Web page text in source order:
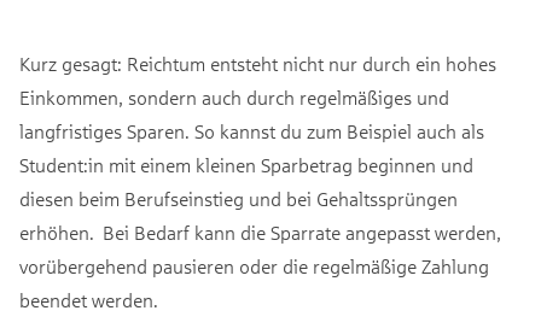
Kurz gesagt: Reichtum entsteht nicht nur durch ein hohes
Einkommen, sondern auch durch regelmäßiges und
langfristiges Sparen. So kannst du zum Beispiel auch als
Student:in mit einem kleinen Sparbetrag beginnen und
diesen beim Berufseinstieg und bei Gehaltssprüngen
erhöhen. Bei Bedarf kann die Sparrate angepasst werden,
vorübergehend pausieren oder die regelmäßige Zahlung
beendet werden.